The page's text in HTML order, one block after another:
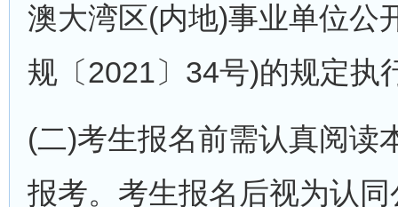
澳大湾区(内地)事业单位公
规〔2021〕34号)的规定执
(二)考生报名前需认真阅读
报考。考生报名后视为认